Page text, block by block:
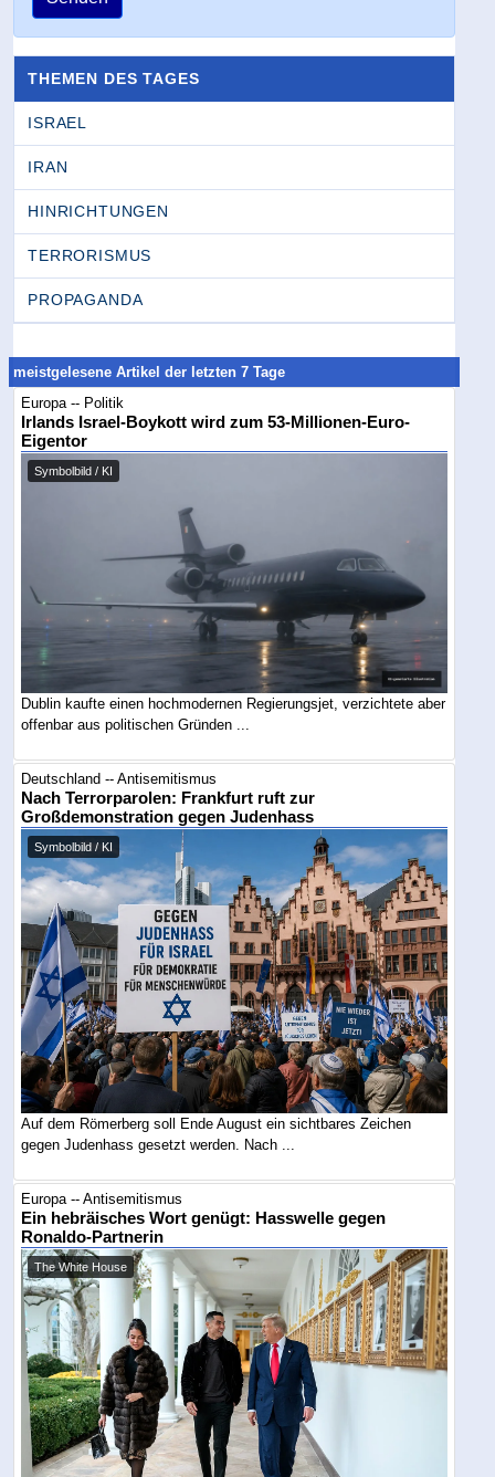
THEMEN DES TAGES
ISRAEL
IRAN
HINRICHTUNGEN
TERRORISMUS
PROPAGANDA
meistgelesene Artikel der letzten 7 Tage
Europa -- Politik
Irlands Israel-Boykott wird zum 53-Millionen-Euro-
Eigentor
Symbolbild / KI
Dublin kaufte einen hochmodernen Regierungsjet, verzichtete aber
offenbar aus politischen Gründen ...
Deutschland -- Antisemitismus
Nach Terrorparolen: Frankfurt ruft zur
Großdemonstration gegen Judenhass
Symbolbild / KI
Auf dem Römerberg soll Ende August ein sichtbares Zeichen
gegen Judenhass gesetzt werden. Nach ...
Europa -- Antisemitismus
Ein hebräisches Wort genügt: Hasswelle gegen
Ronaldo-Partnerin
The White House